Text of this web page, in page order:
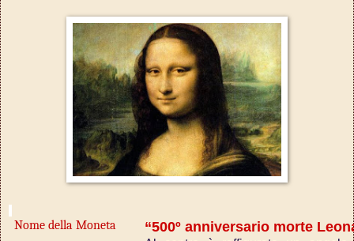
Nome della Moneta “500º anniversario morte